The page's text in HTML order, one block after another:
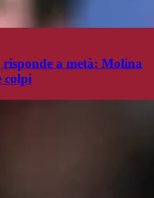
a metà: Molina
colpi